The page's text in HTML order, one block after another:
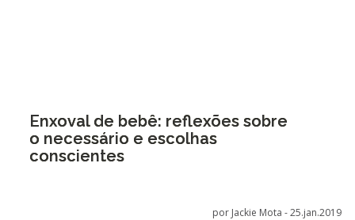
Enxoval de bebê: reflexões sobre
o necessário e escolhas
conscientes
por Jackie Mota -25.jan.2019